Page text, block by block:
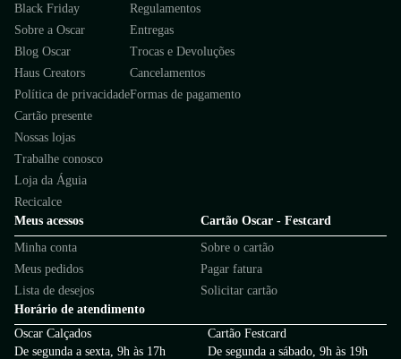
Black Friday
Sobre a Oscar
Blog Oscar
Haus Creators
Política de privacidade
Cartão presente
Nossas lojas
Trabalhe conosco
Loja da Águia
Recicalce
Regulamentos
Entregas
Trocas e Devoluções
Cancelamentos
Formas de pagamento
Meus acessos
Minha conta
Meus pedidos
Lista de desejos
Cartão Oscar - Festcard
Sobre o cartão
Pagar fatura
Solicitar cartão
Horário de atendimento
Oscar Calçados
De segunda a sexta, 9h às 17h
Cartão Festcard
De segunda a sábado, 9h às 19h